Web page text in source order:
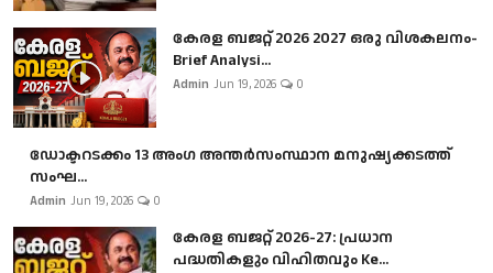
കേരള ബജറ്റ് 2026 2027 ഒരു വിശകലനം-
Brief Analysi...
Admin Jun 19, 2026 0
ഡോക്ടറടക്കം 13 അംഗ അന്തർസംസ്ഥാന മനുഷ്യക്കടത്ത്
സംഘ...
Admin Jun 19, 2026 0
കേരള ബജറ്റ് 2026-27: പ്രധാന
പദ്ധതികളും വിഹിതവും Ke...